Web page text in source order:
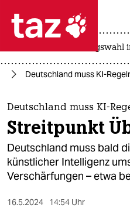
 taz
taz zahl
themen
politik
öko
gesellschaft
landtagswahl
Deutschland muss KI-
Deutschland muss KI-
Streitpunkt
Deutschland muss bald
künstlicher Intelligenz
Verschärfungen – etwa
16.5.2024 14:54 Uhr